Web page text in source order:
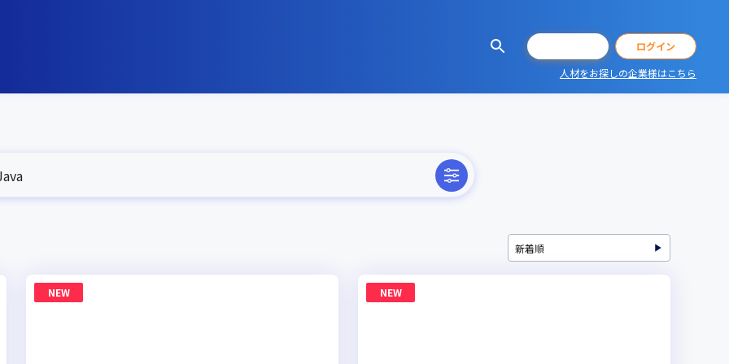
ログイン
人材をお探しの企業様はこちら
NEW NEW